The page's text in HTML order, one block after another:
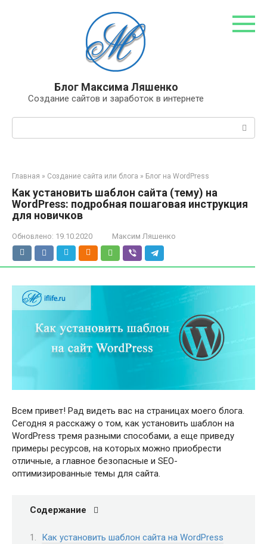
Блог Максима Ляшенко
Создание сайтов и заработок в интернете
Главная » Создание сайта или блога » Блог на WordPress
Как установить шаблон сайта (тему) на
WordPress: подробная пошаговая инструкция
для новичков
Обновлено: 19.10.2020 Максим Ляшенко
Всем привет! Рад видеть вас на страницах моего блога.
Сегодня я расскажу о том, как установить шаблон на
WordPress тремя разными способами, а еще приведу
примеры ресурсов, на которых можно приобрести
отличные, а главное безопасные и SEO-
оптимизированные темы для сайта.
Содержание
Как установить шаблон сайта на WordPress